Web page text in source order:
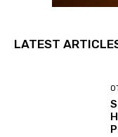
LATEST